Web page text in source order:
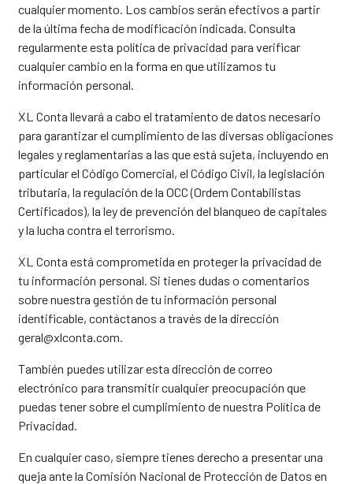
cualquier momento. Los cambios serán efectivos a partir
de la última fecha de modificación indicada. Consulta
regularmente esta política de privacidad para verificar
cualquier cambio en la forma en que utilizamos tu
información personal.
XL Conta llevará a cabo el tratamiento de datos necesario
para garantizar el cumplimiento de las diversas obligaciones
legales y reglamentarias a las que está sujeta, incluyendo en
particular el Código Comercial, el Código Civil, la legislación
tributaria, la regulación de la OCC (Ordem Contabilistas
Certificados), la ley de prevención del blanqueo de capitales
y la lucha contra el terrorismo.
XL Conta está comprometida en proteger la privacidad de
tu información personal. Si tienes dudas o comentarios
sobre nuestra gestión de tu información personal
identificable, contáctanos a través de la dirección
geral@xlconta.com.
También puedes utilizar esta dirección de correo
electrónico para transmitir cualquier preocupación que
puedas tener sobre el cumplimiento de nuestra Política de
Privacidad.
En cualquier caso, siempre tienes derecho a presentar una
queja ante la Comisión Nacional de Protección de Datos en